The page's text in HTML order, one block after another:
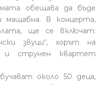
обещава да бъде
мащабна. В концерта,
ще се включат:
звуци“, хорът на
и струнен квартет
около 50 деца,